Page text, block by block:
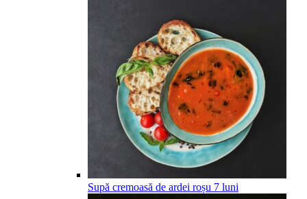
Supă cremoasă de ardei roșu 7 luni